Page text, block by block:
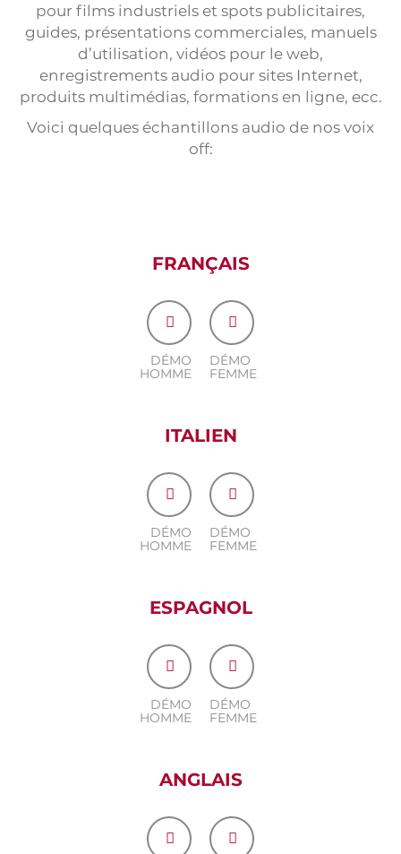
Stage
Formulaire traducteurs
pour films industriels et spots publicitaires,
guides, présentations commerciales, manuels
d’utilisation, vidéos pour le web,
enregistrements audio pour sites Internet,
produits multimédias, formations en ligne, ecc.
Voici quelques échantillons audio de nos voix
off:
FRANÇAIS
DÉMO
HOMME
DÉMO
FEMME
ITALIEN
DÉMO
HOMME
DÉMO
FEMME
ESPAGNOL
DÉMO
HOMME
DÉMO
FEMME
ANGLAIS